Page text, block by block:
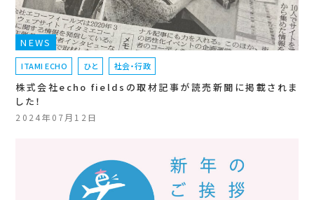
NEWS
ITAMI ECHO ひと 社会・行政
株式会社echo fieldsの取材記事が読売新聞に掲載されま
した！
2024年07月12日